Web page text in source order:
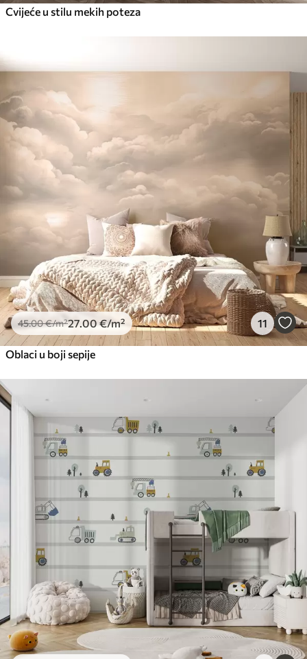
Cvijeće u stilu mekih poteza
45.00€/m²27.00€/m² 11
Oblaci u boji sepije